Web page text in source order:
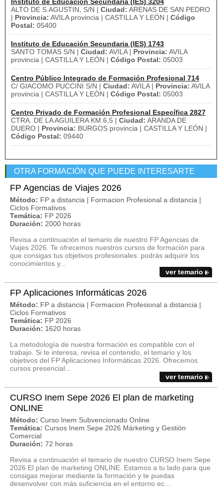
ALTO DE S.AGUSTIN, S/N | Ciudad: ARENAS DE SAN PEDRO
| Provincia: AVILA provincia | CASTILLA Y LEÓN | Código
Postal: 05400
Instituto de Educación Secundaria (IES) 1743
SANTO TOMAS S/N | Ciudad: AVILA | Provincia: AVILA
provincia | CASTILLA Y LEÓN | Código Postal: 05003
Centro Público Integrado de Formación Profesional 714
C/ GIACOMO PUCCINI S/N | Ciudad: AVILA | Provincia: AVILA
provincia | CASTILLA Y LEÓN | Código Postal: 05003
Centro Privado de Formación Profesional Específica 2827
CTRA. DE LA AGUILERA KM.6,5 | Ciudad: ARANDA DE
DUERO | Provincia: BURGOS provincia | CASTILLA Y LEÓN |
Código Postal: 09440
OTRA FORMACIÓN QUE PUEDE INTERESARTE
FP Agencias de Viajes 2026
Método: FP a distancia | Formacion Profesional a distancia |
Ciclos Formativos
Temática: FP 2026
Duración: 2000 horas
Revisa a continuación el temario de nuestro FP Agencias de
Viajes 2026. Te ofrecemos nuestros cursos de formación para
que consigas tus objetivos profesionales: podrás adquirir los
conocimientos y...
ver temario
FP Aplicaciones Informáticas 2026
Método: FP a distancia | Formacion Profesional a distancia |
Ciclos Formativos
Temática: FP 2026
Duración: 1620 horas
La metodología de nuestra formación es compatible con el
trabajo. Si te interesa, revisa el contenido, el temario y los
objetivos del FP Aplicaciones Informáticas 2026. Ofrecemos
cursos presencial...
ver temario
CURSO Inem Sepe 2026 El plan de marketing
ONLINE
Método: Curso Inem Subvencionado Online
Temática: Cursos Inem Sepe 2026 Márketing y Gestión
Comercial
Duración: 72 horas
Revisa a continuación el temario de nuestro CURSO Inem Sepe
2026 El plan de marketing ONLINE. Estamos a tu lado para que
consigas mejorar mediante la formación y te puedas
desenvolver con más suficiencia en el entorno ec...